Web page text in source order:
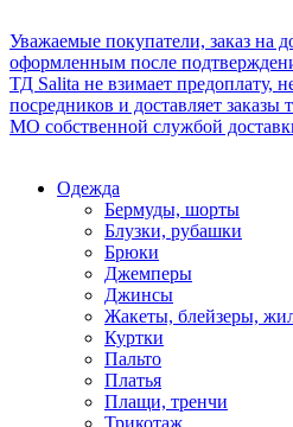
Уважаемые покупатели, заказ на
оформленным после
ТД Salita не взимает предоплату,
посредников и доставляет
МО собственной службой
Одежда
Бермуды, шорты
Блузки, рубашки
Брюки
Джемперы
Джинсы
Жакеты, блейзеры,
Куртки
Пальто
Платья
Плащи, тренчи
Трикотаж